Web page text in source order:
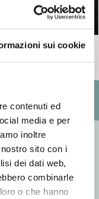
sui cookie
contenuti ed
media e per
inoltre
sito con i
dei dati web,
combinarle
o che hanno
anni!